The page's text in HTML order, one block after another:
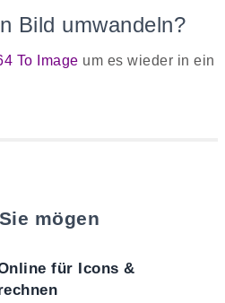
Bild umwandeln?
To Image um es wieder in ein
mögen
für Icons &